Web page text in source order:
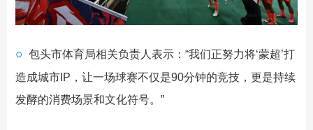
○ 包头市体育局相关负责人表示：“我们正努力将‘蒙超’打
造成城市IP，让一场球赛不仅是90分钟的竞技，更是持续
发酵的消费场景和文化符号。”